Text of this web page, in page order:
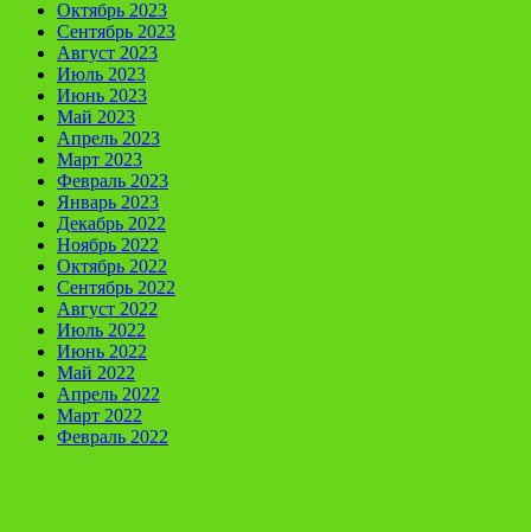
Октябрь 2023
Сентябрь 2023
Август 2023
Июль 2023
Июнь 2023
Май 2023
Апрель 2023
Март 2023
Февраль 2023
Январь 2023
Декабрь 2022
Ноябрь 2022
Октябрь 2022
Сентябрь 2022
Август 2022
Июль 2022
Июнь 2022
Май 2022
Апрель 2022
Март 2022
Февраль 2022